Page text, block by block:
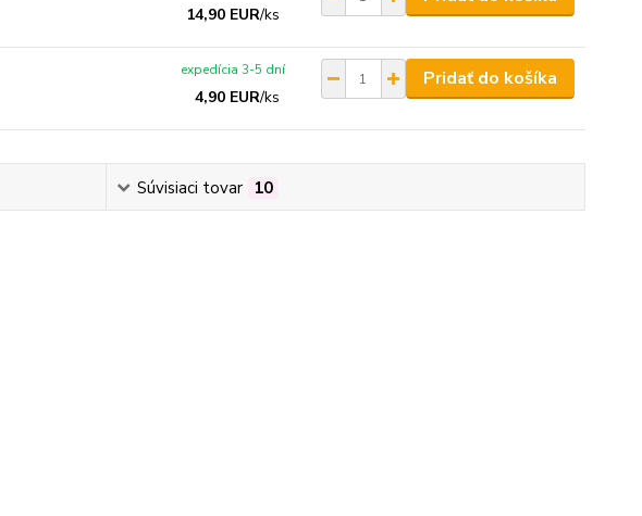
14,90 EUR/ks
4,90 EUR/ks
expedícia 3-5 dní Pridať do košíka
Súvisiaci tovar 10